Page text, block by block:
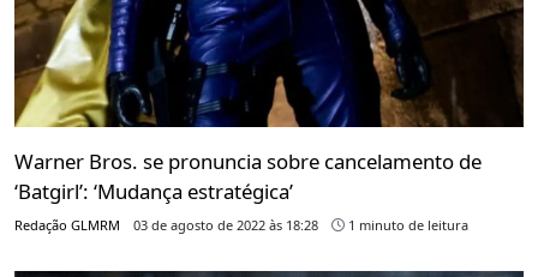
Warner Bros. se pronuncia sobre cancelamento de
‘Batgirl’: ‘Mudança estratégica’
Redação GLMRM 03 de agosto de 2022 às 18:28 1 minuto de leitura